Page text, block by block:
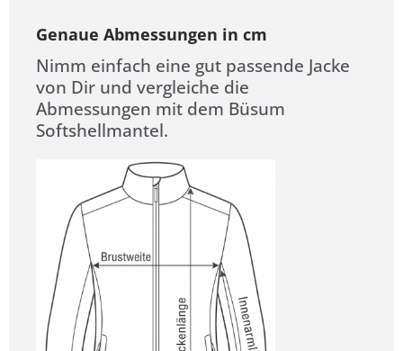
Genaue Abmessungen in cm
Nimm einfach eine gut passende Jacke
von Dir und vergleiche die
Abmessungen mit dem Büsum
Softshellmantel.